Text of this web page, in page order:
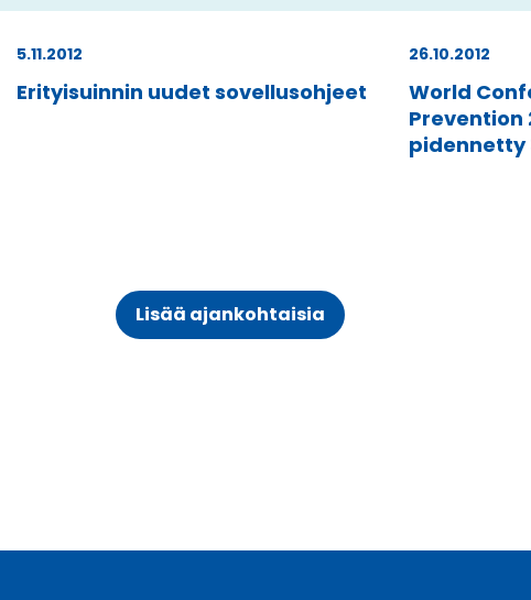
5.11.2012
Erityisuinnin uudet sovellusohjeet
26.10.2012
World
Prevention
pidennetty
Lisää ajankohtaisia